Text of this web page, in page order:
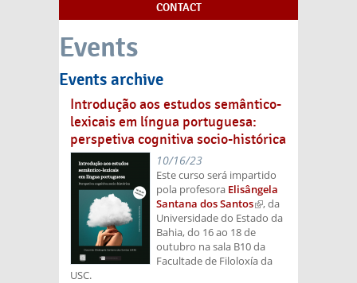
CONTACT
Events
Events archive
Introdução aos estudos semântico-
lexicais em língua portuguesa:
perspetiva cognitiva socio-histórica
10/16/23
Este curso será impartido
pola profesora Elisângela
Santana dos Santos(link is
external)
, da
Universidade do Estado da
Bahia, do 16 ao 18 de
outubro na sala B10 da
Facultade de Filoloxía da
USC.